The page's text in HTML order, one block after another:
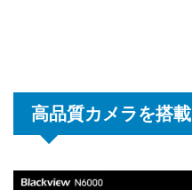
高品質カメラを搭載